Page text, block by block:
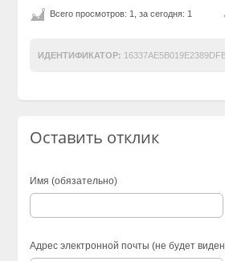
Всего просмотров: 1, за сегодня: 1
ИДЕНТИФИКАТОР:
Оставить отклик
Имя (обязательно)
Адрес электронной почты (не будет